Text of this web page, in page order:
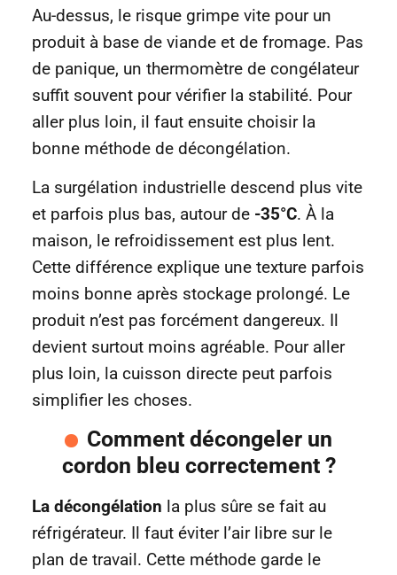
Au-dessus, le risque grimpe vite pour un
produit à base de viande et de fromage. Pas
de panique, un thermomètre de congélateur
suffit souvent pour vérifier la stabilité. Pour
aller plus loin, il faut ensuite choisir la
bonne méthode de décongélation.
La surgélation industrielle descend plus vite
et parfois plus bas, autour de -35°C. À la
maison, le refroidissement est plus lent.
Cette différence explique une texture parfois
moins bonne après stockage prolongé. Le
produit n’est pas forcément dangereux. Il
devient surtout moins agréable. Pour aller
plus loin, la cuisson directe peut parfois
simplifier les choses.
Comment décongeler un
cordon bleu correctement ?
La décongélation la plus sûre se fait au
réfrigérateur. Il faut éviter l’air libre sur le
plan de travail. Cette méthode garde le